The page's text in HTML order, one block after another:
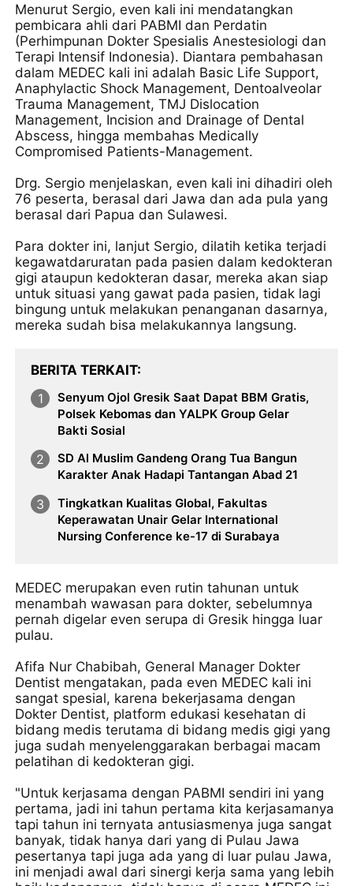
Menurut Sergio, even kali ini mendatangkan
pembicara ahli dari PABMI dan Perdatin
(Perhimpunan Dokter Spesialis Anestesiologi dan
Terapi Intensif Indonesia). Diantara pembahasan
dalam MEDEC kali ini adalah Basic Life Support,
Anaphylactic Shock Management, Dentoalveolar
Trauma Management, TMJ Dislocation
Management, Incision and Drainage of Dental
Abscess, hingga membahas Medically
Compromised Patients-Management.
Drg. Sergio menjelaskan, even kali ini dihadiri oleh
76 peserta, berasal dari Jawa dan ada pula yang
berasal dari Papua dan Sulawesi.
Para dokter ini, lanjut Sergio, dilatih ketika terjadi
kegawatdaruratan pada pasien dalam kedokteran
gigi ataupun kedokteran dasar, mereka akan siap
untuk situasi yang gawat pada pasien, tidak lagi
bingung untuk melakukan penanganan dasarnya,
mereka sudah bisa melakukannya langsung.
BERITA TERKAIT
Senyum Ojol Gresik Saat Dapat BBM Gratis,
Polsek Kebomas dan YALPK Group Gelar
Bakti Sosial
SD Al Muslim Gandeng Orang Tua Bangun
Karakter Anak Hadapi Tantangan Abad 21
Tingkatkan Kualitas Global, Fakultas
Keperawatan Unair Gelar International
Nursing Conference ke-17 di Surabaya
MEDEC merupakan even rutin tahunan untuk
menambah wawasan para dokter, sebelumnya
pernah digelar even serupa di Gresik hingga luar
pulau.
Afifa Nur Chabibah, General Manager Dokter
Dentist mengatakan, pada even MEDEC kali ini
sangat spesial, karena bekerjasama dengan
Dokter Dentist, platform edukasi kesehatan di
bidang medis terutama di bidang medis gigi yang
juga sudah menyelenggarakan berbagai macam
pelatihan di kedokteran gigi.
"Untuk kerjasama dengan PABMI sendiri ini yang
pertama, jadi ini tahun pertama kita kerjasamanya
tapi tahun ini ternyata antusiasmenya juga sangat
banyak, tidak hanya dari yang di Pulau Jawa
pesertanya tapi juga ada yang di luar pulau Jawa,
ini menjadi awal dari sinergi kerja sama yang lebih